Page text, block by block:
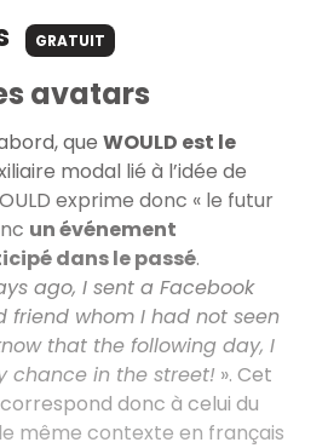
GRATUIT
avatars
que WOULD est le
modal lié à l’idée de
exprime donc « le futur
un événement
dans le passé.
ago, I sent a Facebook
friend whom I had not seen
that the following day, I
chance in the street! ». Cet
donc à celui du
même contexte en français